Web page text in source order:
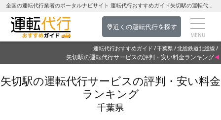
全国の運転代行業者のポータルナビサイト 運転代行おすすめガイド矢切駅の運転代行を探す-千葉県の運転代行
近くの運転代行を探す
運転代行おすすめガイド 千葉県 北総鉄道北総線
矢切駅の運転代行サービスの評判・安い料金ランキング
矢切駅の運転代行サービスの評判・安い料金
ランキング
千葉県